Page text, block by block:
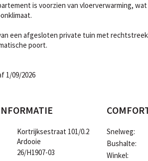
is voorzien van vloerverwarming,
een afgesloten private tuin met
poort.
1/09/2026
Kortrijksestraat 101/0.2
Ardooie
26/H1907-03
Snelweg:
Bushalte:
Winkel: